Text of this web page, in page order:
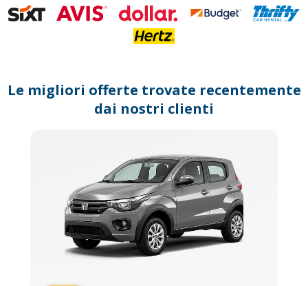
get
the
dates.
Le migliori offerte trovate recentemente
dai nostri clienti